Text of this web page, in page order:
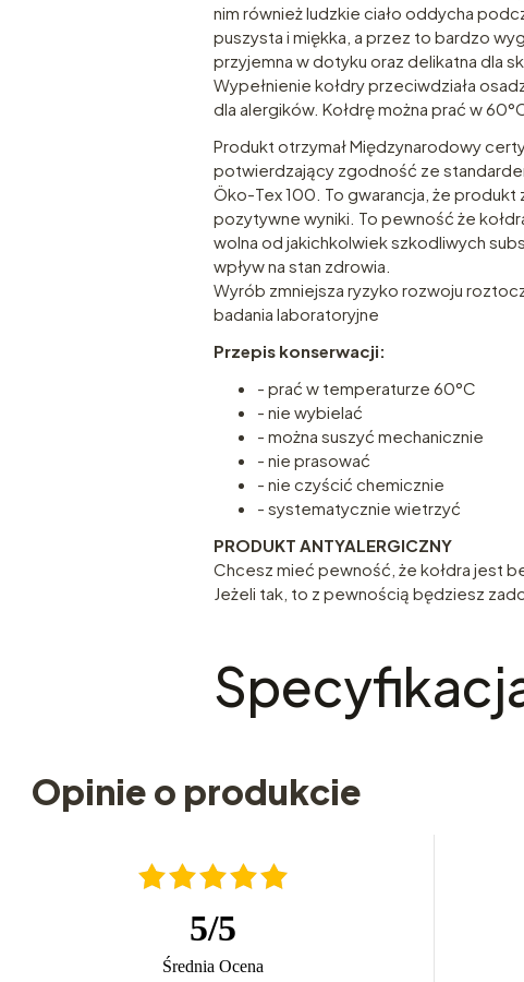
nim również ludzkie ciało oddycha
puszysta i miękka, a przez to bardzo
przyjemna w dotyku oraz delikatna dla
Wypełnienie kołdry przeciwdziała
dla alergików. Kołdrę można prać w
Produkt otrzymał Międzynarodowy
potwierdzający zgodność ze
Öko-Tex 100. To gwarancja, że produkt
pozytywne wyniki. To pewność że
wolna od jakichkolwiek szkodliwych
wpływ na stan zdrowia.
Wyrób zmniejsza ryzyko rozwoju
badania laboratoryjne
Przepis konserwacji:
- prać w temperaturze 60°C
- nie wybielać
- można suszyć mechanicznie
- nie prasować
- nie czyścić chemicznie
- systematycznie wietrzyć
PRODUKT ANTYALERGICZNY
Chcesz mieć pewność, że kołdra jest
Jeżeli tak, to z pewnością będziesz
Opinie o produkcie
5/5
Średnia Ocena